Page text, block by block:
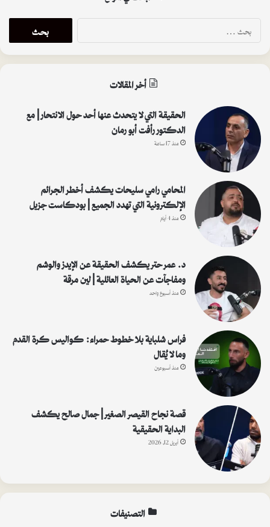
البحث
عن:
أخر المقالات
الحقيقة التي لا يتحدث عنها أحد حول الانتحار | مع
الدكتور رأفت أبو رمان
منذ 17 ساعة
المحامي رامي سليحات يكشف أخطر الجرائم
الإلكترونية التي تهدد الجميع | بودكاست جزيل
منذ 4 أيام
د. عمر حتر يكشف الحقيقة عن الإيدز والوشم
ومفاجآت عن الحياة العائلية | لين مرقة
منذ أسبوع واحد
فراس شلباية بلا خطوط حمراء: كواليس كرة القدم
وما لا يُقال
منذ أسبوعين
قصة نجاح القيصر الصغير | جمال صالح يكشف
البداية الحقيقية
أبريل 12, 2026
التصنيفات